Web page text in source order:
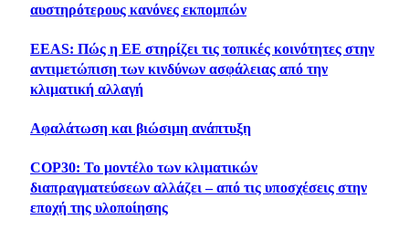
αυστηρότερους κανόνες εκπομπών
EEAS: Πώς η ΕΕ στηρίζει τις τοπικές κοινότητες στην
αντιμετώπιση των κινδύνων ασφάλειας από την
κλιματική αλλαγή
Αφαλάτωση και βιώσιμη ανάπτυξη
COP30: Το μοντέλο των κλιματικών
διαπραγματεύσεων αλλάζει – από τις υποσχέσεις στην
εποχή της υλοποίησης